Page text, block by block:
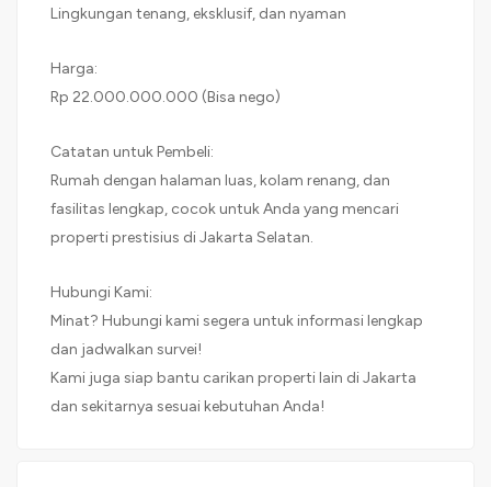
Lingkungan tenang, eksklusif, dan nyaman
Harga:
Rp 22.000.000.000 (Bisa nego)
Catatan untuk Pembeli:
Rumah dengan halaman luas, kolam renang, dan
fasilitas lengkap, cocok untuk Anda yang mencari
properti prestisius di Jakarta Selatan.
Hubungi Kami:
Minat? Hubungi kami segera untuk informasi lengkap
dan jadwalkan survei!
Kami juga siap bantu carikan properti lain di Jakarta
dan sekitarnya sesuai kebutuhan Anda!